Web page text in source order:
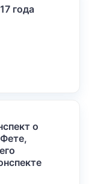
года
о